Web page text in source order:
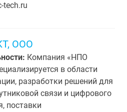
tech.ru
ООО
Компания «НПО
в области
разработки решений для
связи и цифрового
поставки